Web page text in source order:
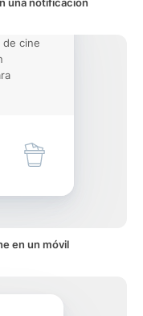
de cine
en un móvil